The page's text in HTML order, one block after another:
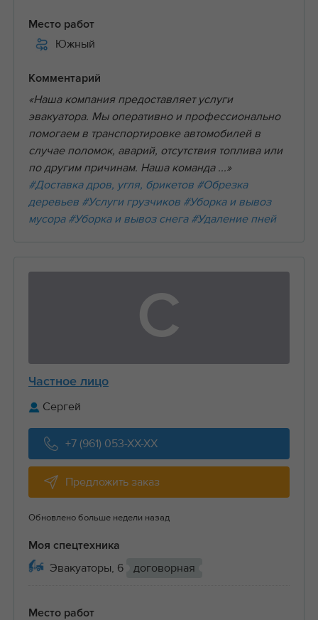
Место работ
Южный
Комментарий
«Наша компания предоставляет услуги
эвакуатора. Мы оперативно и профессионально
помогаем в транспортировке автомобилей в
случае поломок, аварий, отсутствия топлива или
по другим причинам. Наша команда ...»
#Доставка дров, угля, брикетов #Обрезка
деревьев #Услуги грузчиков #Уборка и вывоз
мусора #Уборка и вывоз снега #Удаление пней
С
Частное лицо
Сергей
+7 (961) 053-XX-XX
Предложить заказ
Обновлено больше недели назад
Моя спецтехника
Эвакуаторы, 6 договорная
Место работ